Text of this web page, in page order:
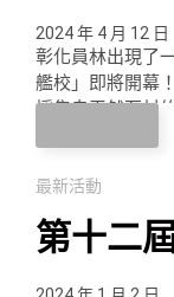
開幕！
區！
2024 年 4 月 12 日
彰化員林出現了
艦校」即將開幕
採集自天然石材
晴雨」 何嘉仁以
給更多家庭優質
最新活動
第十二